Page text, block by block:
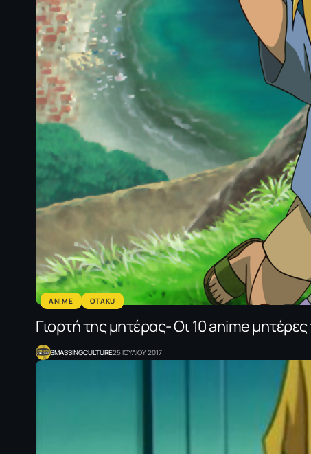
ANIME OTAKU
Γιορτή της μητέρας- Οι 10 anime
SMASSINGCULTURE25 ΙΟΥΛΙΟΥ 2017